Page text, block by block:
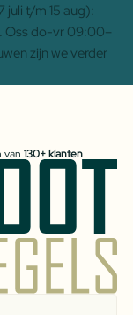
t/m 15 aug):
Oss do-vr 09:00–
zijn we verder
van 130+ klanten